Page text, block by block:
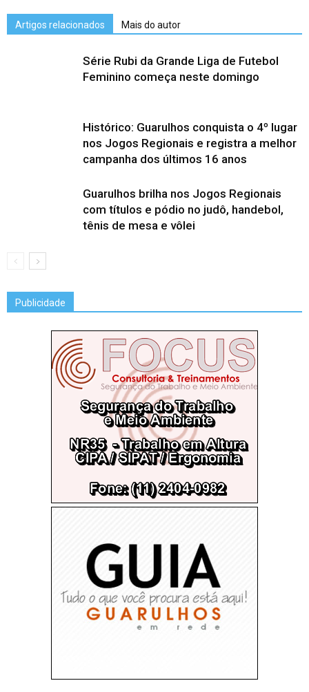
Artigos relacionados Mais do autor
Série Rubi da Grande Liga de Futebol
Feminino começa neste domingo
Histórico: Guarulhos conquista o 4º lugar
nos Jogos Regionais e registra a melhor
campanha dos últimos 16 anos
Guarulhos brilha nos Jogos Regionais
com títulos e pódio no judô, handebol,
tênis de mesa e vôlei
Publicidade